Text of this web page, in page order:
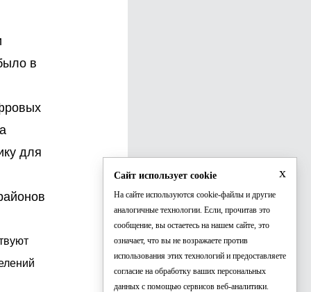
в
для
x
Сайт использует cookie
На сайте используются cookie-файлы и другие
аналогичные технологии. Если, прочитав это
сообщение, вы остаетесь на нашем сайте, это
означает, что вы не возражаете против
использования этих технологий и предоставляете
согласие на обработку ваших персональных
данных с помощью сервисов веб-аналитики.